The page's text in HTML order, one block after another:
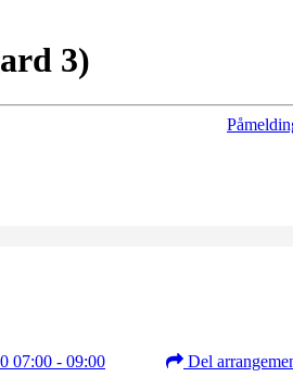
3)
07:00 - 09:00 Del